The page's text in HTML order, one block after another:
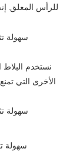
الأخرى التي